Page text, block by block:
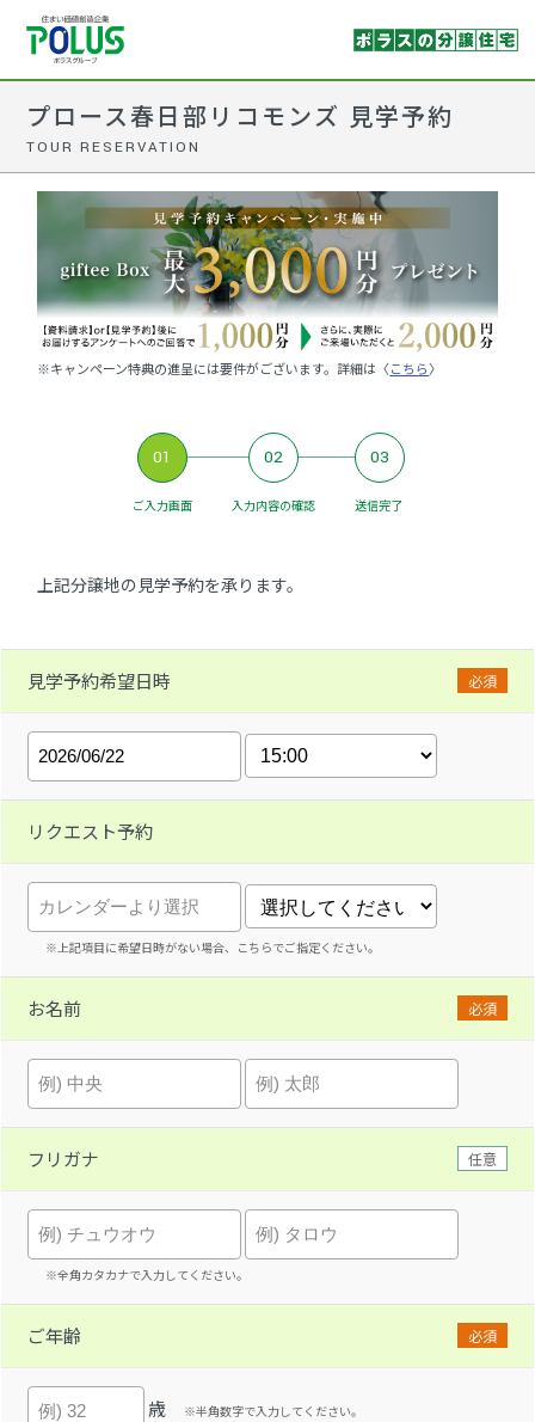
プロース春日部リコモンズ 見学予約
TOUR RESERVATION
※キャンペーン特典の進呈には要件がございます。詳細は〈こちら〉
01
ご入力画面
02
入力内容の確認
03
送信完了
上記分譲地の見学予約を承ります。
見学予約希望日時 必須
リクエスト予約
※上記項目に希望日時がない場合、こちらでご指定ください。
お名前 必須
フリガナ 任意
※全角カタカナで入力してください。
ご年齢 必須
歳 ※半角数字で入力してください。